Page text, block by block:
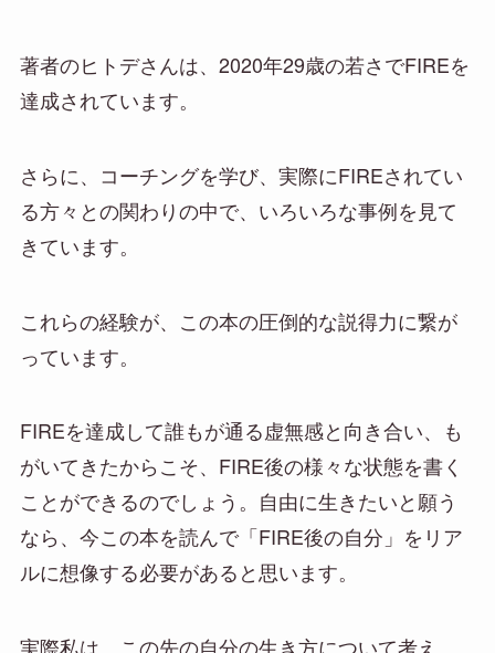
著者のヒトデさんは、2020年29歳の若さでFIREを
達成されています。
さらに、コーチングを学び、実際にFIREされてい
る方々との関わりの中で、いろいろな事例を見て
きています。
これらの経験が、この本の圧倒的な説得力に繋が
っています。
FIREを達成して誰もが通る虚無感と向き合い、も
がいてきたからこそ、FIRE後の様々な状態を書く
ことができるのでしょう。自由に生きたいと願う
なら、今この本を読んで「FIRE後の自分」をリア
ルに想像する必要があると思います。
実際私は、この先の自分の生き方について考え、